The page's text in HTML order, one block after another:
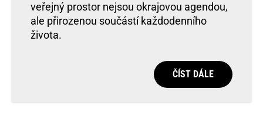
veřejný prostor nejsou okrajovou agendou,
ale přirozenou součástí každodenního
života.
ČÍST DÁLE